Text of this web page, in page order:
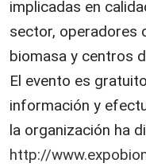
implicadas en
sector, operadores
biomasa y centros
El evento es
información y
la organización ha
http://